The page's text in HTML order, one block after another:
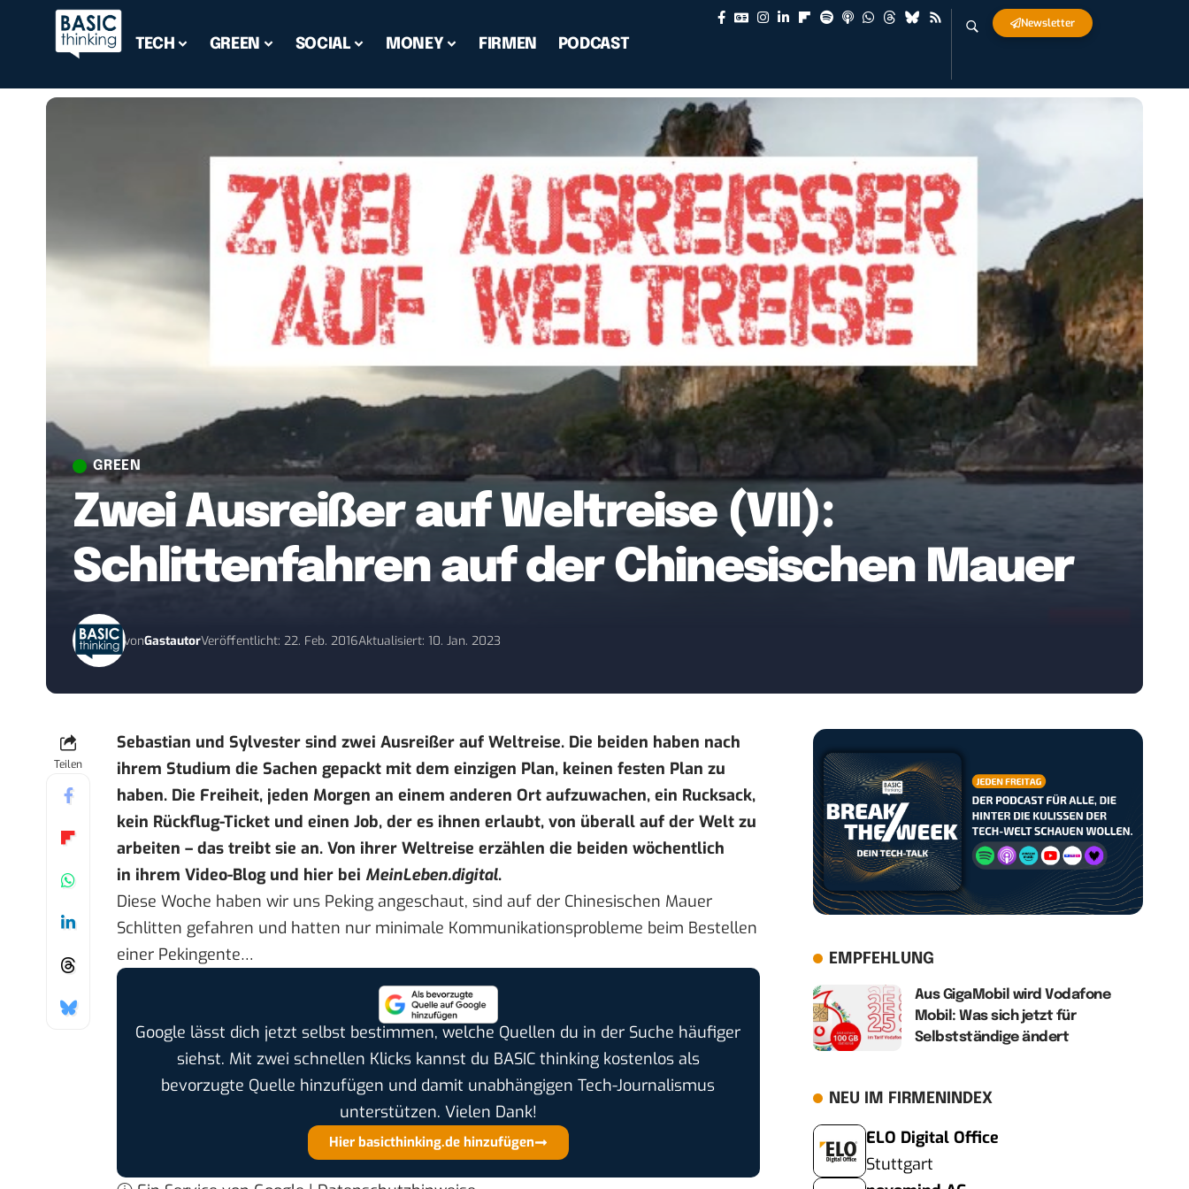
TECH GREEN SOCIAL MONEY FIRMEN PODCAST
Newsletter
GREEN
Zwei Ausreißer auf Weltreise (VII):
Schlittenfahren auf der Chinesischen Mauer
vonGastautorVeröffentlicht: 22. Feb. 2016Aktualisiert: 10. Jan. 2023
Teilen
Sebastian und Sylvester sind zwei Ausreißer auf Weltreise. Die beiden haben nach
ihrem Studium die Sachen gepackt mit dem einzigen Plan, keinen festen Plan zu
haben. Die Freiheit, jeden Morgen an einem anderen Ort aufzuwachen, ein Rucksack,
kein Rückflug-Ticket und einen Job, der es ihnen erlaubt, von überall auf der Welt zu
arbeiten – das treibt sie an. Von ihrer Weltreise erzählen die beiden wöchentlich
in ihrem Video-Blog und hier bei MeinLeben.digital.
Diese Woche haben wir uns Peking angeschaut, sind auf der Chinesischen Mauer
Schlitten gefahren und hatten nur minimale Kommunikationsprobleme beim Bestellen
einer Pekingente…
Google lässt dich jetzt selbst bestimmen, welche Quellen du in der Suche häufiger
siehst. Mit zwei schnellen Klicks kannst du BASIC thinking kostenlos als
bevorzugte Quelle hinzufügen und damit unabhängigen Tech-Journalismus
unterstützen. Vielen Dank!
Hier basicthinking.de hinzufügen
EMPFEHLUNG
Aus GigaMobil wird Vodafone
Mobil: Was sich jetzt für
Selbstständige ändert
NEU IM FIRMENINDEX
ELO Digital Office
Stuttgart